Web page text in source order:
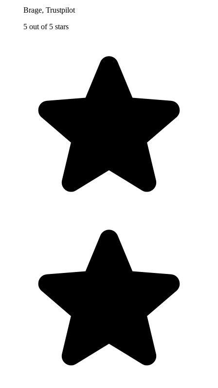
Brage, Trustpilot
5 out of 5 stars